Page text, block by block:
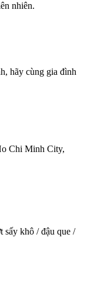
nhiên.
hãy cùng gia đình
Chi Minh City,
khô / đậu que /